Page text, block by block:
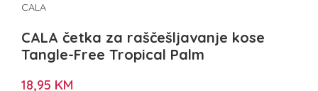
CALA
CALA četka za raščešljavanje kose
Tangle-Free Tropical Palm
18,95 KM